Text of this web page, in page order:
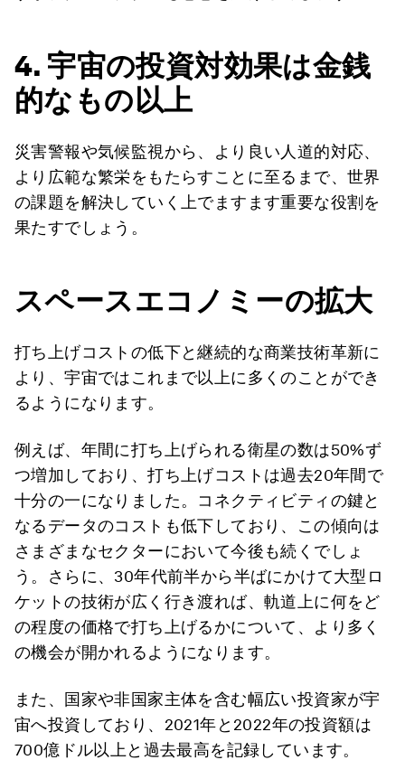
4. 宇宙の投資対効果は金銭
的なもの以上
災害警報や気候監視から、より良い人道的対応、
より広範な繁栄をもたらすことに至るまで、世界
の課題を解決していく上でますます重要な役割を
果たすでしょう。
スペースエコノミーの拡大
打ち上げコストの低下と継続的な商業技術革新に
より、宇宙ではこれまで以上に多くのことができ
るようになります。
例えば、年間に打ち上げられる衛星の数は50%ず
つ増加しており、打ち上げコストは過去20年間で
十分の一になりました。コネクティビティの鍵と
なるデータのコストも低下しており、この傾向は
さまざまなセクターにおいて今後も続くでしょ
う。さらに、30年代前半から半ばにかけて大型ロ
ケットの技術が広く行き渡れば、軌道上に何をど
の程度の価格で打ち上げるかについて、より多く
の機会が開かれるようになります。
また、国家や非国家主体を含む幅広い投資家が宇
宙へ投資しており、2021年と2022年の投資額は
700億ドル以上と過去最高を記録しています。